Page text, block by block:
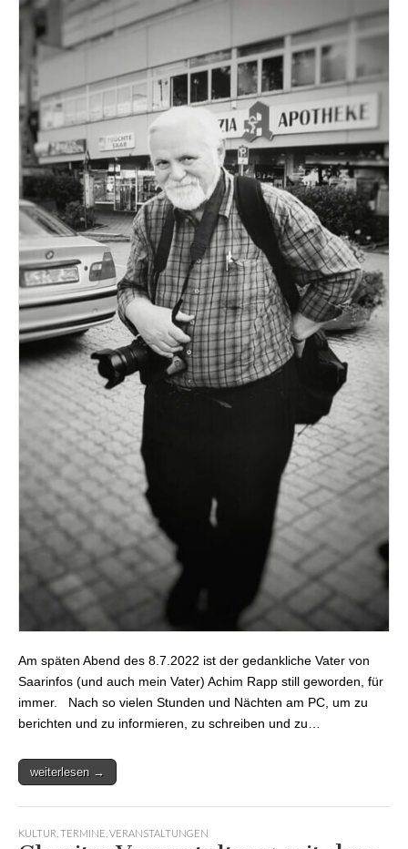
Am späten Abend des 8.7.2022 ist der gedankliche Vater von
Saarinfos (und auch mein Vater) Achim Rapp still geworden, für
immer. Nach so vielen Stunden und Nächten am PC, um zu
berichten und zu informieren, zu schreiben und zu…
weiterlesen →
KULTUR TERMINE VERANSTALTUNGEN